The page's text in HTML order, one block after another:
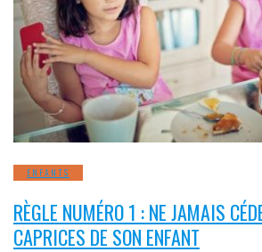
ENFANTS
RÈGLE NUMÉRO 1 : NE JAMAIS
CAPRICES DE SON ENFANT